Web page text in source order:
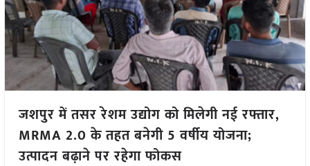
जशपुर में तसर रेशम उद्योग को मिलेगी नई रफ्तार,
MRMA 2.0 के तहत बनेगी 5 वर्षीय योजना;
उत्पादन बढ़ाने पर रहेगा फोकस